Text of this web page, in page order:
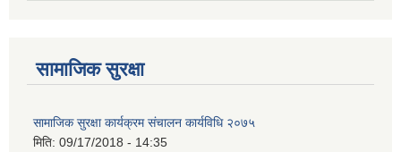
सामाजिक सुरक्षा
सामाजिक सुरक्षा कार्यक्रम संचालन कार्यविधि २०७५
मिति: 09/17/2018 - 14:35